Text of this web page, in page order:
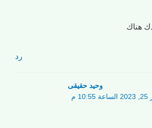
هناك
رد
وحید حقیقی
م